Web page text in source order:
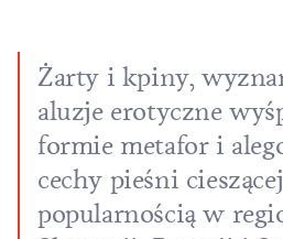
Żarty i kpiny,
aluzje erotyczne
formie metafor i
cechy pieśni
popularnością w